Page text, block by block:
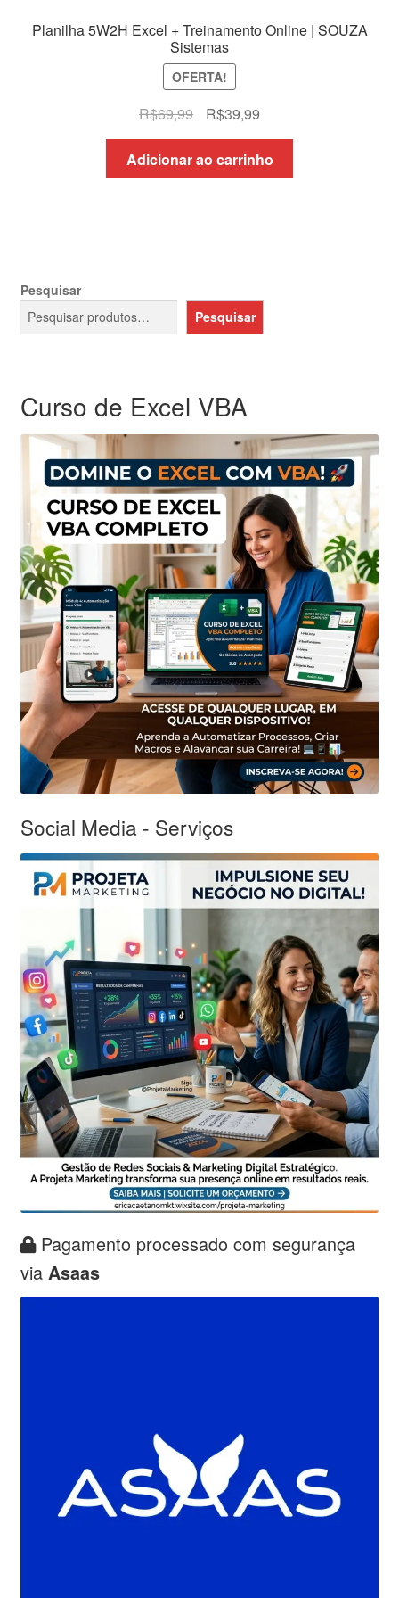
Planilha 5W2H Excel + Treinamento Online | SOUZA
Sistemas
OFERTA!
R$69,99
O
preço
original
era:
R$39,99O
preço
atual
é:
Adicionar ao carrinho
Pesquisar
Pesquisar
Curso de Excel VBA
Social Media - Serviços
Pagamento processado com segurança
via Asaas